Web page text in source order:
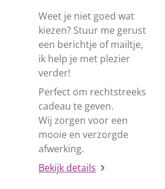
Weet je niet goed wat
kiezen? Stuur me gerust
een berichtje of mailtje,
ik help je met plezier
verder!
Perfect om rechtstreeks
cadeau te geven.
Wij zorgen voor een
mooie en verzorgde
afwerking.
Bekijk details